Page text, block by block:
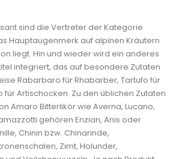
sind die Vertreter der Kategorie
Hauptaugenmerk auf alpinen Kräutern
liegt. Hin und wieder wird ein anderes
integriert, das auf besondere Zutaten
Rabarbaro für Rhabarber, Tartufo für
für Artischocken. Zu den üblichen Zutaten
Amaro Bitterlikör wie Averna, Lucano,
gehören Enzian, Anis oder
Chinin bzw. Chinarinde,
Zimt, Holunder,